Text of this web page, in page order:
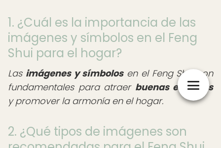
1. ¿Cuál es la importancia de las
imágenes y símbolos en el Feng
Shui para el hogar?
Las imágenes y símbolosen el Feng Shui son
fundamentales para atraer buenas energías
y promover la armonía en el hogar.
2. ¿Qué tipos de imágenes son